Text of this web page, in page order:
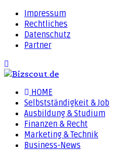
Impressum
Rechtliches
Datenschutz
Partner
HOME
Selbstständigkeit & Job
Ausbildung & Studium
Finanzen & Recht
Marketing & Technik
Business-News